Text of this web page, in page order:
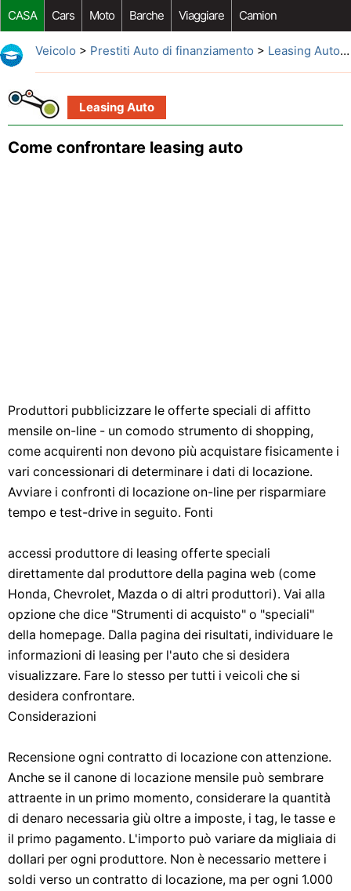
CASA Cars Moto Barche Viaggiare Camion
Riparazione Auto Acquisto Auto Car Opzioni Aftermarket
Veicolo > Prestiti Auto di finanziamento > Leasing Auto>
Leasing Auto
Come confrontare leasing auto
Produttori pubblicizzare le offerte speciali di affitto
mensile on-line - un comodo strumento di shopping,
come acquirenti non devono più acquistare fisicamente i
vari concessionari di determinare i dati di locazione.
Avviare i confronti di locazione on-line per risparmiare
tempo e test-drive in seguito. Fonti
accessi produttore di leasing offerte speciali
direttamente dal produttore della pagina web (come
Honda, Chevrolet, Mazda o di altri produttori). Vai alla
opzione che dice "Strumenti di acquisto" o "speciali"
della homepage. Dalla pagina dei risultati, individuare le
informazioni di leasing per l'auto che si desidera
visualizzare. Fare lo stesso per tutti i veicoli che si
desidera confrontare.
Considerazioni
Recensione ogni contratto di locazione con attenzione.
Anche se il canone di locazione mensile può sembrare
attraente in un primo momento, considerare la quantità
di denaro necessaria giù oltre a imposte, i tag, le tasse e
il primo pagamento. L'importo può variare da migliaia di
dollari per ogni produttore. Non è necessario mettere i
soldi verso un contratto di locazione, ma per ogni 1.000